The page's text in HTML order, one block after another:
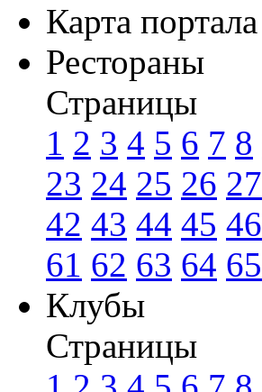
Карта портала
Рестораны
Страницы
1 2 3 4 5 6 7 8
23 24 25 26 27
42 43 44 45 46
61 62 63 64 65
Клубы
Страницы